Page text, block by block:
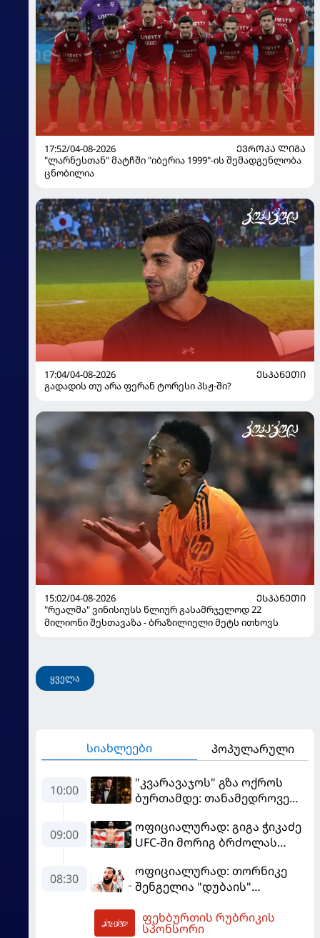
17:52/04-08-2026
ᲔᲕᲠᲝᲞᲐ ᲚᲘᲒᲐ
"ლარნესთან" მატჩში "იბერია 1999"-ის შემადგენლობა
ცნობილია
17:04/04-08-2026
ᲔᲡᲞᲐᲜᲔᲗᲘ
გადადის თუ არა ფერან ტორესი პსჟ-ში?
15:02/04-08-2026
ᲔᲡᲞᲐᲜᲔᲗᲘ
"რეალმა" ვინისიუსს წლიურ გასამრჯელოდ 22
მილიონი შესთავაზა - ბრაზილიელი მეტს ითხოვს
ყველა
სიახლეები პოპულარული
10:00
"კვარავაჯოს" გზა ოქროს
ბურთამდე: თანამედროვე
09:00
ოფიციალურად: გიგა ჭიკაძე
UFC-ში მორიგ ბრძოლას
08:30
ოფიციალურად: თორნიკე
შენგელია "დუბაის"
ფეხბურთის რუბრიკის
სპონსორი